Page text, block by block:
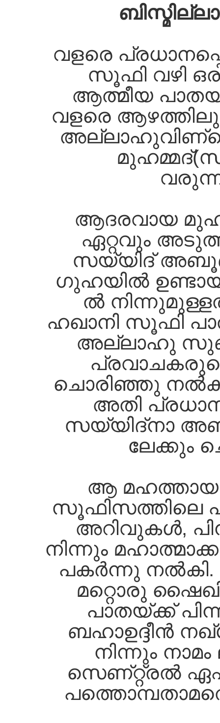
വളരെ
സൂഫി വഴി
ആത്മീയ
വളരെ
ആദരവായ
ഏറ്റവും
സയ്യിദ്‌
ഗുഹയില്‍
ല്‍
ഹഖാനി സൂഫി
അല്ലാഹു
ചൊരിഞ്ഞു
അതി
സയ്യിദ്നാ
ലേക്കും
ആ മഹത്തായ
സൂഫിസത്തിലെ
അറിവുകള്‍,
നിന്നും
പകര്‍ന്നു
മറ്റൊരു
പാതയ്ക്ക്‌
ബഹാഉദ്ദീന്‍
നിന്നും
സെണ്റ്റ്രല്‍